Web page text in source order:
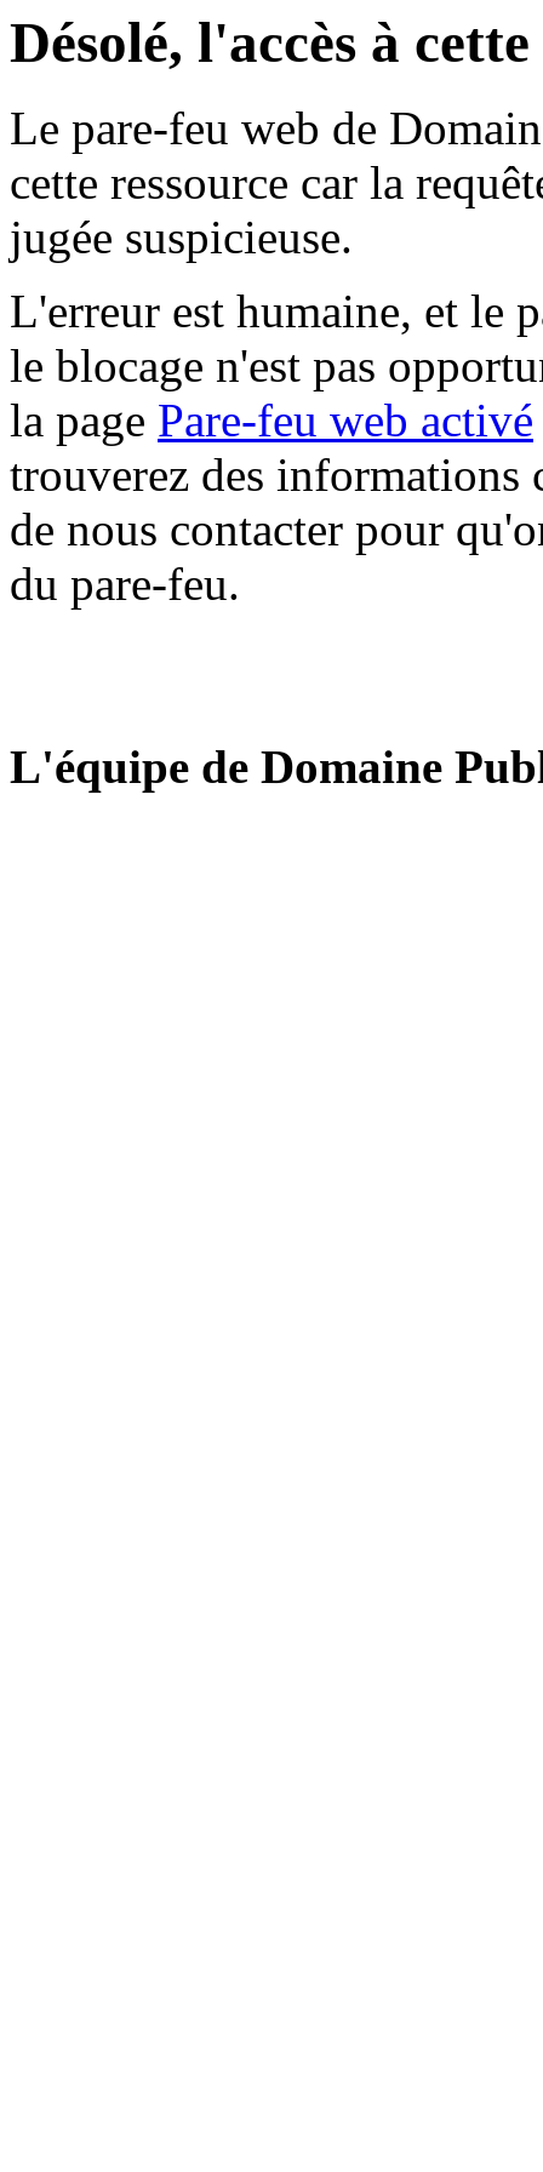
Désolé, l'accès à
Le pare-feu web de
cette ressource car la
jugée suspicieuse.
L'erreur est humaine, et le
le blocage n'est pas
la page Pare-feu web activé
trouverez des informations
de nous contacter pour
du pare-feu.
L'équipe de Domaine